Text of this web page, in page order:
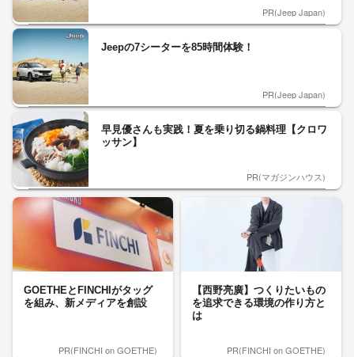
PR(Jeep Japan)
Jeepの7シーターを85時間体験！
PR(Jeep Japan)
早見優さんも実践！夏を乗り切る鍋料理【クロワ
ッサン】
PR(マガジンハウス)
GOETHEとFINCHIがタッグ
を組み、新メディアを創設
PR(FINCHI on GOETHE)
【西野亮廣】つくりたいもの
を追求できる環境の作り方と
は
PR(FINCHI on GOETHE)